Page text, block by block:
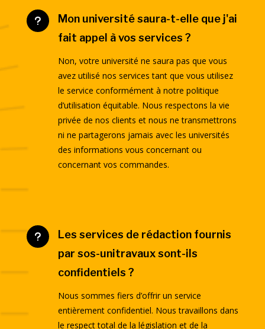
u
Mon université saura-t-elle que j'ai
fait appel à vos services ?
Non, votre université ne saura pas que vous
avez utilisé nos services tant que vous utilisez
le service conformément à notre politique
d’utilisation équitable. Nous respectons la vie
privée de nos clients et nous ne transmettrons
ni ne partagerons jamais avec les universités
des informations vous concernant ou
concernant vos commandes.
u
Les services de rédaction fournis
par sos-unitravaux sont-ils
confidentiels ?
Nous sommes fiers d’offrir un service
entièrement confidentiel. Nous travaillons dans
le respect total de la législation et de la